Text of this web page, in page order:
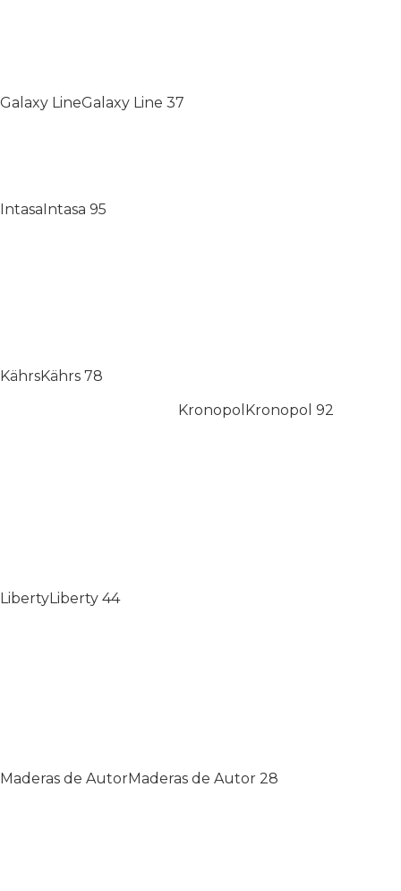
Galaxy LineGalaxy Line 37
Intasa Intasa 95
KährsKährs 78
Kronopol Kronopol 92
LibertyLiberty 44
Maderas de AutorMaderas de Autor 28